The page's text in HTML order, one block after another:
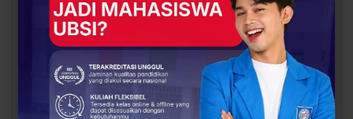
BERITA BERITA